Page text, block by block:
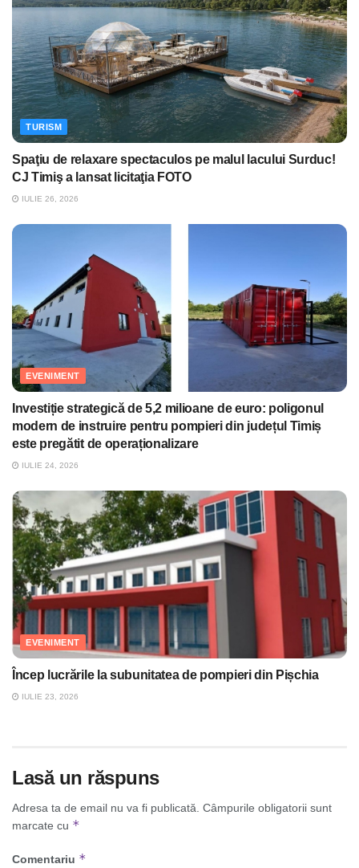
TURISM
Spaţiu de relaxare spectaculos pe malul lacului Surduc!
CJ Timiş a lansat licitaţia FOTO
IULIE 26, 2026
EVENIMENT
Investiție strategică de 5,2 milioane de euro: poligonul
modern de instruire pentru pompieri din județul Timiș
este pregătit de operaționalizare
IULIE 24, 2026
EVENIMENT
Încep lucrările la subunitatea de pompieri din Pișchia
IULIE 23, 2026
Lasă un răspuns
Adresa ta de email nu va fi publicată. Câmpurile obligatorii sunt
marcate cu *
Comentariu *